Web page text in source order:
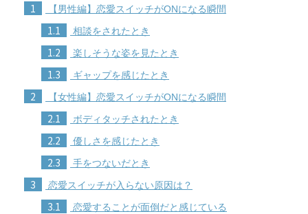
1 【男性編】恋愛スイッチがONになる瞬間
1.1 相談をされたとき
1.2 楽しそうな姿を見たとき
1.3 ギャップを感じたとき
2 【女性編】恋愛スイッチがONになる瞬間
2.1 ボディタッチされたとき
2.2 優しさを感じたとき
2.3 手をつないだとき
3 恋愛スイッチが入らない原因は？
3.1 恋愛することが面倒だと感じている